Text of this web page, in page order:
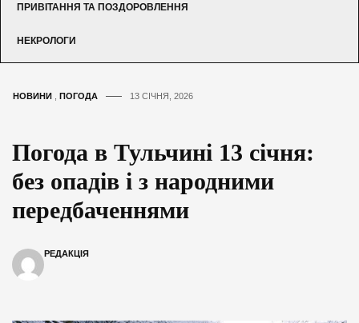
ПРИВІТАННЯ ТА ПОЗДОРОВЛЕННЯ
НЕКРОЛОГИ
НОВИНИ ПОГОДА 13 СІЧНЯ, 2026
Погода в Тульчині 13 січня:
без опадів і з народними
передбаченнями
РЕДАКЦІЯ